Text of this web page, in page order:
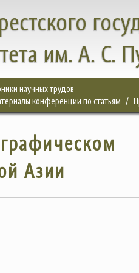
им. А. С.
научных трудов
конференции по статьям
Азии